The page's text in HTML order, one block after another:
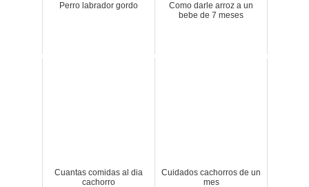
Perro labrador gordo
Como darle arroz a un
bebe de 7 meses
Cuantas comidas al dia
cachorro
Cuidados cachorros de un
mes